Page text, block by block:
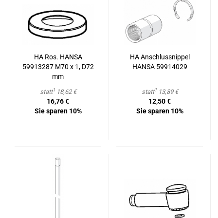
HA Ros. HANSA
59913287 M70 x 1, D72
mm
statt118,62 €
16,76 €
Sie sparen 10%
HA An­schluss­nip­pel
HANSA 59914029
statt113,89 €
12,50 €
Sie sparen 10%